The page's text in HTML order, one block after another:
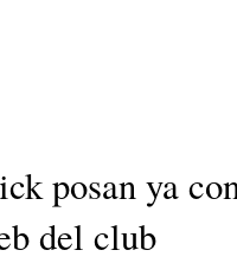
posan ya
del club